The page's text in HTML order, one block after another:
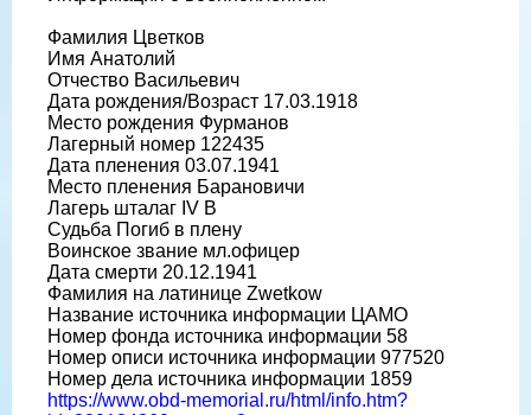
Фамилия Цветков
Имя Анатолий
Отчество Васильевич
Дата рождения/Возраст 17.03.1918
Место рождения Фурманов
Лагерный номер 122435
Дата пленения 03.07.1941
Место пленения Барановичи
Лагерь шталаг IV B
Судьба Погиб в плену
Воинское звание мл.офицер
Дата смерти 20.12.1941
Фамилия на латинице Zwetkow
Название источника информации ЦАМО
Номер фонда источника информации 58
Номер описи источника информации 977520
Номер дела источника информации 1859
https://www.obd-memorial.ru/html/info.htm?